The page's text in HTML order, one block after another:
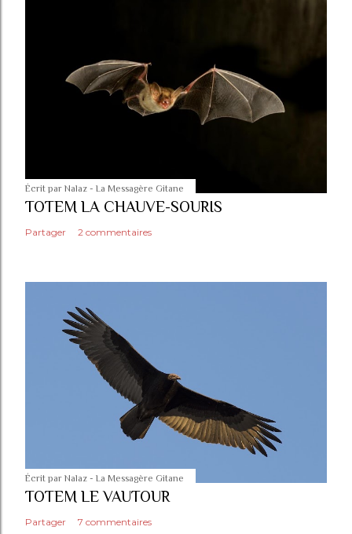
Écrit par Nalaz - La Messagère Gitane
TOTEM LA CHAUVE-SOURIS
Partager 2 commentaires
Écrit par Nalaz - La Messagère Gitane
TOTEM LE VAUTOUR
Partager 7 commentaires